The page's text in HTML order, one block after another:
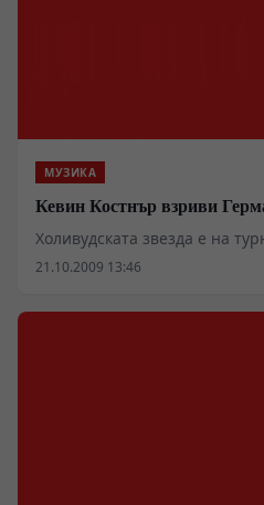
МУЗИКА
Кевин Костнър взриви
Холивудската звезда е на
21.10.2009 13:46